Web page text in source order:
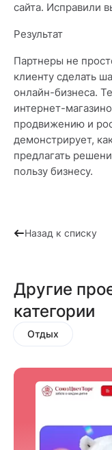
сайта. Исправили
Результат
Партнеры не
клиенту сделать
онлайн-бизнеса.
интернет-
продвижению и
демонстрирует,
предлагать
пользу бизнесу.
Назад к списку
Другие
категории
Отдых